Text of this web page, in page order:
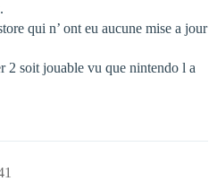
qui n’ ont eu aucune mise a jour
2 soit jouable vu que nintendo l a